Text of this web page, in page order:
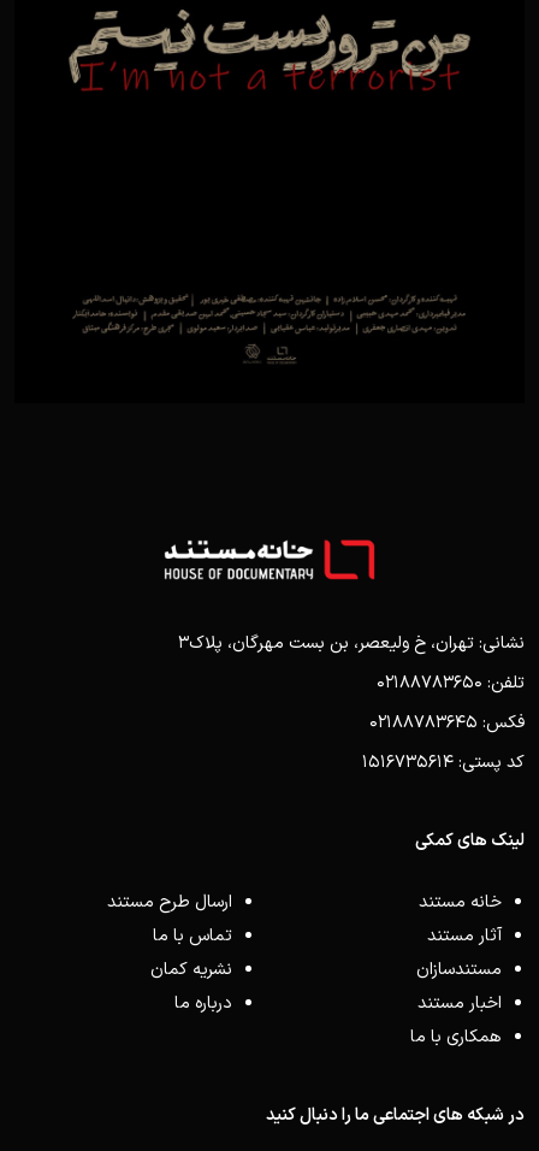
نشانی: تهران، خ ولیعصر، بن بست مهرگان، پلاک3
تلفن: 02188783650
فکس: 02188783645
کد پستی: 1516735614
لینک های کمکی
خانه مستند
آثار مستند
مستندسازان
اخبار مستند
همکاری با ما
ارسال طرح مستند
تماس با ما
نشریه کمان
درباره ما
در شبکه های اجتماعی ما را دنبال کنید